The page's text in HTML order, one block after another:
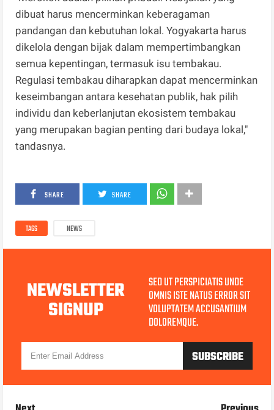
dibuat harus mencerminkan keberagaman
pandangan dan kebutuhan lokal. Yogyakarta harus
dikelola dengan bijak dalam mempertimbangkan
semua kepentingan, termasuk isu tembakau.
Regulasi tembakau diharapkan dapat mencerminkan
keseimbangan antara kesehatan publik, hak pilih
individu dan keberlanjutan ekosistem tembakau
yang merupakan bagian penting dari budaya lokal,"
tandasnya.
SHARE SHARE
TAGS NEWS
NEWSLETTER
SIGNUP
SED UT PERSPICIATIS UNDE
OMNIS ISTE NATUS ERROR SIT
VOLUPTATEM ACCUSANTIUM
DOLOREMQUE.